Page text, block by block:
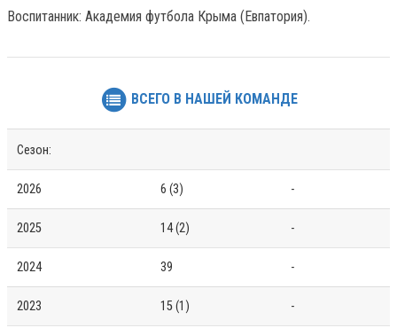
Воспитанник: Академия футбола Крыма (Евпатория).
ВСЕГО В НАШЕЙ КОМАНДЕ
Сезон:
2026 6 (3) -
2025 14 (2) -
2024 39 -
2023 15 (1) -